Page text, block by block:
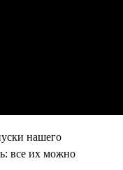
нашего
все их можно